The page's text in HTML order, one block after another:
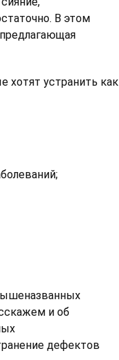
В этом
хотят устранить как
и об
дефектов